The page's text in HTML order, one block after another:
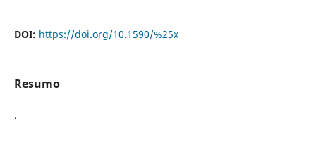
DOI: https://doi.org/10.1590/%25x
Resumo
.